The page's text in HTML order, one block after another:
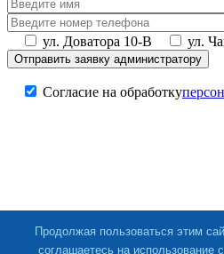
ул. Доватора 10-В ул.
Согласие на обработку
Продолжая пользоваться этим
соглашаетесь на использование